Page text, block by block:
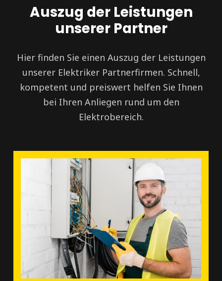
Auszug der Leistungen
unserer Partner
Hier finden Sie einen Auszug der Leistungen
unserer Elektriker Partnerfirmen. Schnell,
kompetent und preiswert helfen Sie Ihnen
bei Ihren Anliegen rund um den
Elektrobereich.